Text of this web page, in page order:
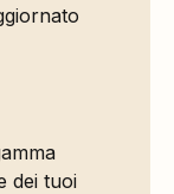
dei tuoi